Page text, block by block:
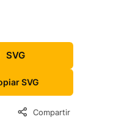
SVG
SVG
Compartir